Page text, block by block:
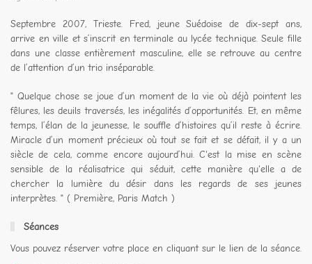
Septembre 2007, Trieste. Fred, jeune Suédoise de dix-sept ans,
arrive en ville et s’inscrit en terminale au lycée technique. Seule fille
dans une classe entièrement masculine, elle se retrouve au centre
de l’attention d’un trio inséparable.
" Quelque chose se joue d’un moment de la vie où déjà pointent les
fêlures, les deuils traversés, les inégalités d’opportunités. Et, en même
temps, l’élan de la jeunesse, le souffle d’histoires qu’il reste à écrire.
Miracle d’un moment précieux où tout se fait et se défait, il y a un
siècle de cela, comme encore aujourd’hui. C'est la mise en scène
sensible de la réalisatrice qui séduit, cette manière qu'elle a de
chercher la lumière du désir dans les regards de ses jeunes
interprètes. " ( Première, Paris Match )
Séances
Vous pouvez réserver votre place en cliquant sur le lien de la séance.